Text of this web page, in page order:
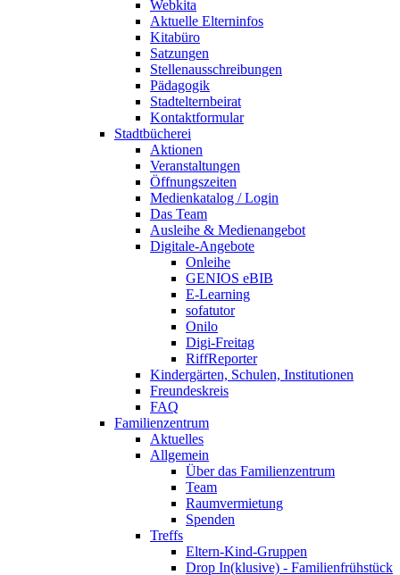
Webkita
Aktuelle Elterninfos
Kitabüro
Satzungen
Stellenausschreibungen
Pädagogik
Stadtelternbeirat
Kontaktformular
Stadtbücherei
Aktionen
Veranstaltungen
Öffnungszeiten
Medienkatalog / Login
Das Team
Ausleihe & Medienangebot
Digitale-Angebote
Onleihe
GENIOS eBIB
E-Learning
sofatutor
Onilo
Digi-Freitag
RiffReporter
Kindergärten, Schulen, Institutionen
Freundeskreis
FAQ
Familienzentrum
Aktuelles
Allgemein
Über das Familienzentrum
Team
Raumvermietung
Spenden
Treffs
Eltern-Kind-Gruppen
Drop In(klusive) - Familienfrühstück